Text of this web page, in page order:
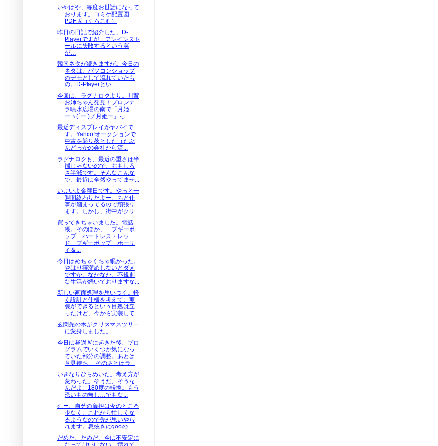
いやはや、毎度お世話になって
おります。コミケ配置図
PDF版（くらこむ）
昨日の日記で紹介した、D-
Playerですが、アンインスト
ールに失敗するという罠
が…
韓国ネタが続きますが。今日の
ネタは、パソコンショップ
のデモとして流れていたも
の。D-Playerとい...
今回は、ラグナロクより。川背
お姉ちゃん発見！プロンテ
ラ噴水広場の南で「月姫
ーヽ(´ー`)ノ月姫ー」っ...
最近ディスプレイがヤバイで
す。Yahoo!オークションで
中古を競り落とした（たぶ
んどっかの会社から流...
ラグナロクも、最近の重さは半
端じゃないので、おもしろ
さ半減です。そんなこんな
で、最近は全然やってませ...
いよいよ金曜日です。やっと一
週間終わりだよー。ちと仕
事が溜まってるので頑張り
ます。しかし、街中がクリ...
買ってきちゃいました。電話
帳。そのほか、 ブギーポ
ップ ハートレス・レッ
ド ブギーポップ ホーリ
ィ＆...
今日はめちゃくちゃ眠かった。
やはり寝溜めしないとダメ
ですか。なかなか、不規則
な生活が続いておりますな...
新しい画面処理を思いつく。軽
く設計と仕様を考えて、実
装ができるという目処は立
ったけど、今から実装して...
玄関先の木がクリスマスツリー
に変身しました。
今日は昼過ぎに起きた後、プロ
グラムでいくつか気になっ
ていた部分の調整。あとは
意見待ち。 そのあとはラ...
いきなりひらめいた。考え方が
変わった。そうだ、そうな
んだよ。180度の転換。もう
恐いもの無し…でもな...
むー、自分の負担は今のところ
少なく、これから忙しくな
るようなので先が思いやら
れます。息抜きにgooの...
だめだ、だめだ。今は不安定に
なってはいけない。壊れて